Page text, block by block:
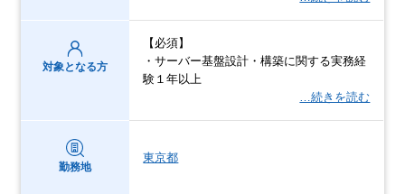
対象となる方
【必須】
・サーバー基盤設計・構築に関する実務経
験１年以上
…続きを読む
勤務地
東京都